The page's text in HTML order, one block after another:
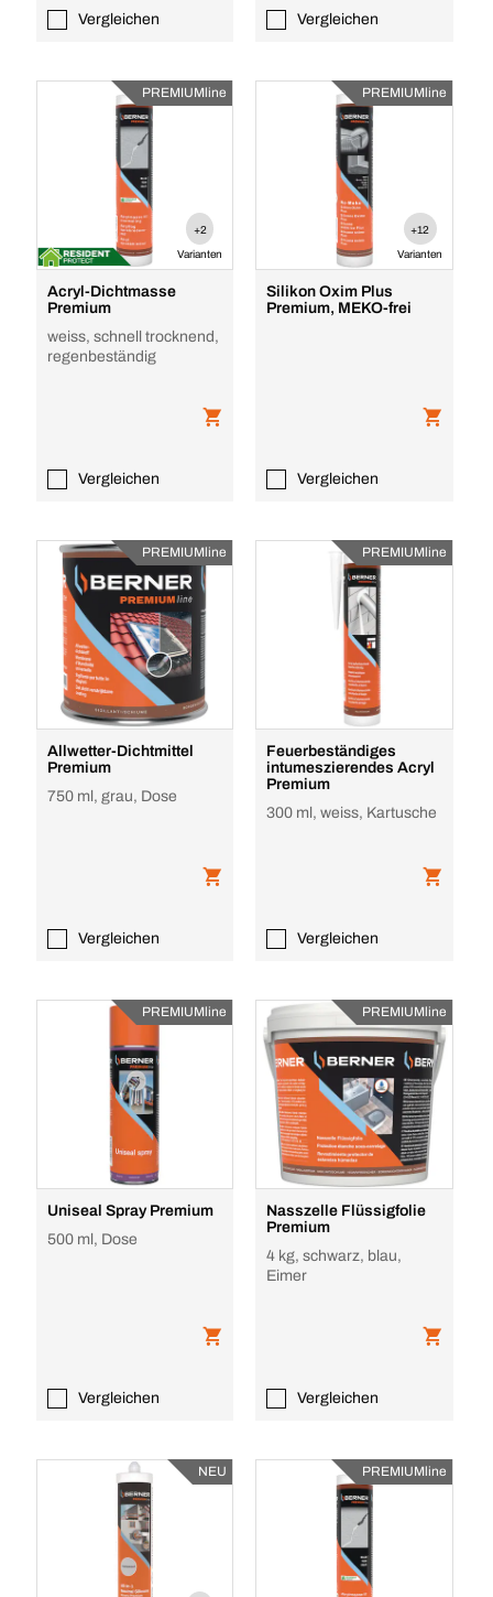
Vergleichen Vergleichen
PREMIUMline
+2
Varianten
Acryl-Dichtmasse
Premium
weiss, schnell trocknend,
regenbeständig
Vergleichen
PREMIUMline
+12
Varianten
Silikon Oxim Plus
Premium, MEKO-frei
Vergleichen
PREMIUMline
Allwetter-Dichtmittel
Premium
750 ml, grau, Dose
Vergleichen
PREMIUMline
Feuerbeständiges
intumeszierendes Acryl
Premium
300 ml, weiss, Kartusche
Vergleichen
PREMIUMline
Uniseal Spray Premium
500 ml, Dose
Vergleichen
PREMIUMline
Nasszelle Flüssigfolie
Premium
4 kg, schwarz, blau,
Eimer
Vergleichen
NEU PREMIUMline